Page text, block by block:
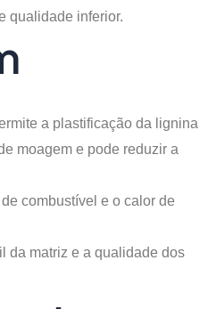
qualidade inferior.
a plastificação da lignina
moagem e pode reduzir a
combustível e o calor de
da matriz e a qualidade dos